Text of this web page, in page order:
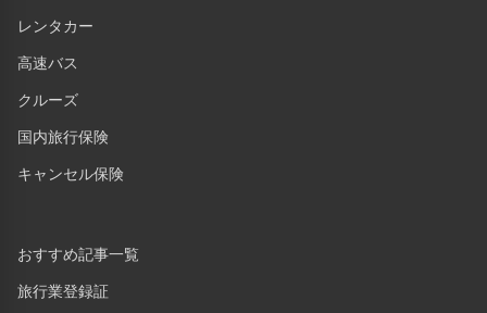
レンタカー
高速バス
クルーズ
国内旅行保険
キャンセル保険
おすすめ記事一覧
旅行業登録証